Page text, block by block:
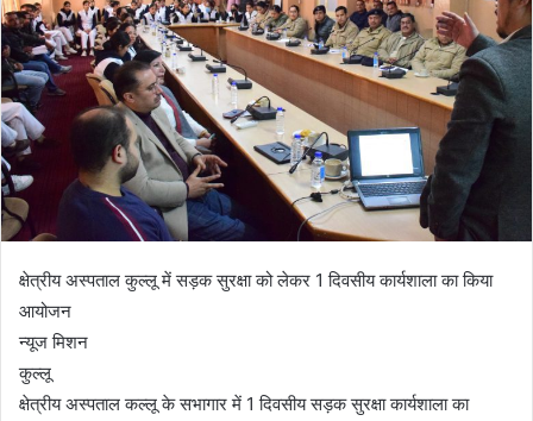
क्षेत्रीय अस्पताल कुल्लू में सड़क सुरक्षा को लेकर 1 दिवसीय कार्यशाला का किया
आयोजन
न्यूज मिशन
कुल्लू
क्षेत्रीय अस्पताल कल्लू के सभागार में 1 दिवसीय सड़क सुरक्षा कार्यशाला का